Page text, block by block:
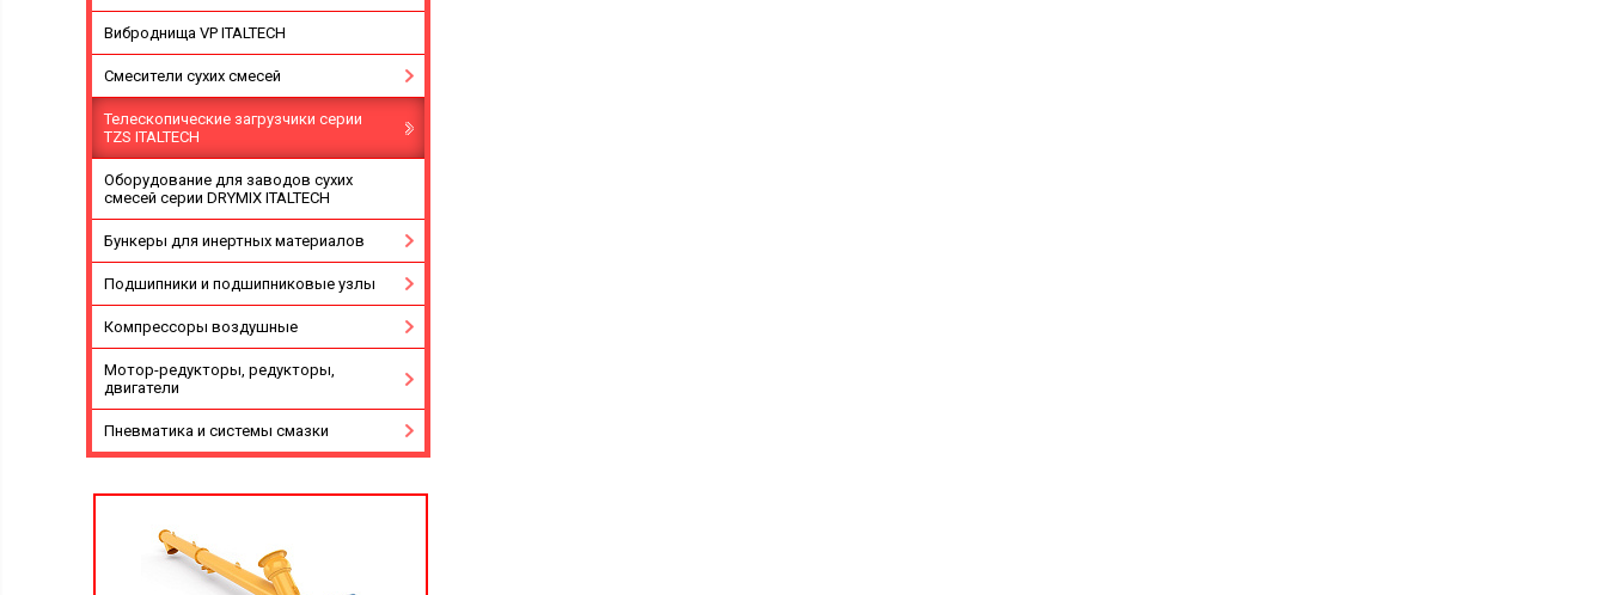
Виброднища VP ITALTECH
Смесители сухих смесей
Телескопические загрузчики серии
TZS ITALTECH
Оборудование для заводов сухих
смесей серии DRYMIX ITALTECH
Бункеры для инертных материалов
Подшипники и подшипниковые узлы
Компрессоры воздушные
Мотор-редукторы, редукторы,
двигатели
Пневматика и системы смазки